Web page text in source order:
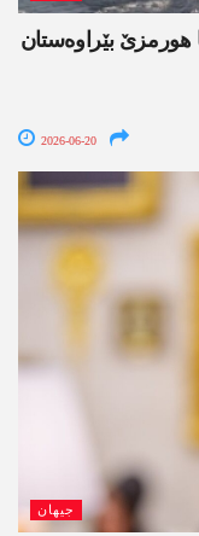
ھورمزێ بێراوەستان
2026-06-20
جیھان